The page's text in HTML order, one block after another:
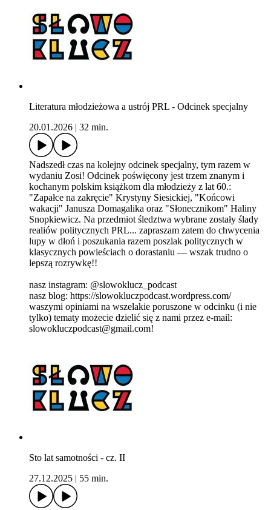
Literatura młodzieżowa a ustrój PRL - Odcinek specjalny
20.01.2026
32 min.
Nadszedł czas na kolejny odcinek specjalny, tym razem w
wydaniu Zosi! Odcinek poświęcony jest trzem znanym i
kochanym polskim książkom dla młodzieży z lat 60.:
"Zapałce na zakręcie" Krystyny Siesickiej, "Końcowi
wakacji" Janusza Domagalika oraz "Słonecznikom" Haliny
Snopkiewicz. Na przedmiot śledztwa wybrane zostały ślady
realiów politycznych PRL... zapraszam zatem do chwycenia
lupy w dłoń i poszukania razem poszlak politycznych w
klasycznych powieściach o dorastaniu — wszak trudno o
lepszą rozrywkę!!
nasz instagram: @slowoklucz_podcast
nasz blog: https://slowokluczpodcast.wordpress.com/
waszymi opiniami na wszelakie poruszone w odcinku (i nie
tylko) tematy możecie dzielić się z nami przez e-mail:
slowokluczpodcast@gmail.com!
Sto lat samotności - cz. II
27.12.2025
55 min.